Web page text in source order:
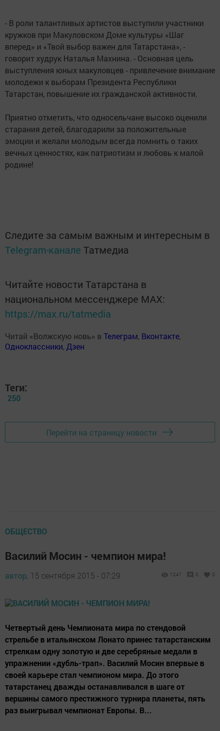
- В роли талантливых артистов выступили участники
кружков при Макуловском Доме культуры «Шаг
вперед» и «Твой выбор важен для Татарстана», -
говорит худрук Наталья Махнина. - Основная цель
выступления юных макуловцев - привлечение внимание
молодежи к выборам Президента Республики
Татарстан, повышение их гражданской активности.
Приятно отметить, что односельчане высоко оценили
старания детей, благодарили за положительные
эмоции и желали молодым всегда помнить о таких
вечных ценностях, как патриотизм и любовь к малой
родине!
Следите за самым важным и интересным в
Telegram-канале Татмедиа
Читайте новости Татарстана в
национальном мессенджере MАХ:
https://max.ru/tatmedia
Читай «Волжскую новь» в Телеграм, Вконтакте,
Одноклассники,Дзен
Теги:
250
Перейти на страницу новости
ОБЩЕСТВО
Василий Мосин - чемпион мира!
автор, 15 сентября 2015 - 07:29 1241 0 0
Четвертый день Чемпионата мира по стендовой
стрельбе в итальянском Лонато принес татарстанским
стрелкам одну золотую и две серебряные медали в
упражнении «дубль-трап». Василий Мосин впервые в
своей карьере стал чемпионом мира. До этого
татарстанец дважды останавливался в шаге от
вершины самого престижного турнира планеты, пять
раз выигрывал чемпионат Европы. В...